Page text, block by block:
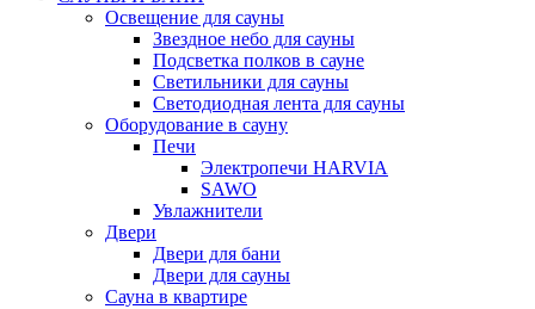
Освещение для сауны
Звездное небо для сауны
Подсветка полков в сауне
Светильники для сауны
Светодиодная лента для сауны
Оборудование в сауну
Печи
Электропечи HARVIA
SAWO
Увлажнители
Двери
Двери для бани
Двери для сауны
Сауна в квартире